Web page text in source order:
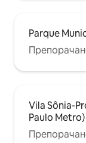
Parque
Vila Sônia-
Paulo